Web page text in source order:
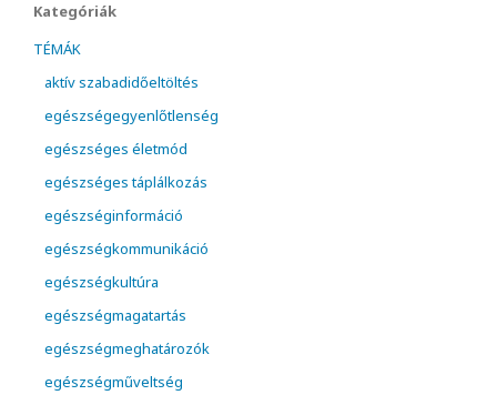
Kategóriák
TÉMÁK
aktív szabadidőeltöltés
egészségegyenlőtlenség
egészséges életmód
egészséges táplálkozás
egészséginformáció
egészségkommunikáció
egészségkultúra
egészségmagatartás
egészségmeghatározók
egészségműveltség